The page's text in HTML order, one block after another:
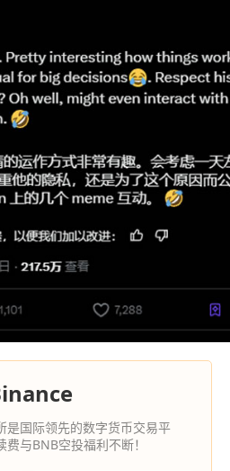
是国际领先的数字货币交易平
费与BNB空投福利不断！